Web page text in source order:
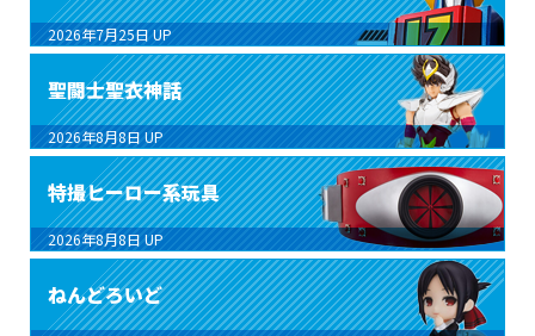
2026年7月25日 UP
聖闘士聖衣神話
2026年8月8日 UP
特撮ヒーロー系玩具
2026年8月8日 UP
ねんどろいど